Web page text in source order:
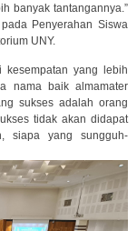
banyak tantangannya.”
Penyerahan Siswa
UNY.
kesempatan yang lebih
nama baik almamater
sukses adalah orang
tidak akan didapat
siapa yang sungguh-